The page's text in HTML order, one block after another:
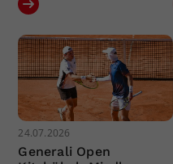
24.07.2026
Generali Open